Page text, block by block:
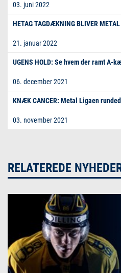
03. juni 2022
HETAG TAGDÆKNING BLIVER
21. januar 2022
UGENS HOLD: Se hvem der ramt A-
06. december 2021
KNÆK CANCER: Metal Ligaen
03. november 2021
RELATEREDE